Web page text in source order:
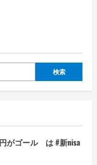
検索
がゴール は #新nisa